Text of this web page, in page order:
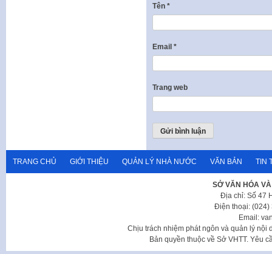
Tên *
Email *
Trang web
TRANG CHỦ GIỚI THIỆU QUẢN LÝ NHÀ NƯỚC VĂN BẢN TIN
SỞ VĂN HÓA
Địa chỉ: Số 47
Điện thoại: (024)
Email:
Chịu trách nhiệm phát ngôn và quản lý nội
Bản quyền thuộc về Sở VHTT. Yêu